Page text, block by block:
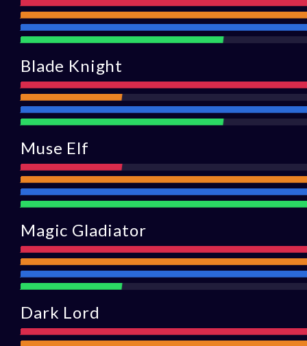
Ataque
Alcance
Defensa
Asistencia
Blade Knight
Ataque
Alcance
Defensa
Asistencia
Muse Elf
Ataque
Alcance
Magic Gladiator
Ataque
Alcance
Defensa
Asistencia
Dark Lord
Ataque